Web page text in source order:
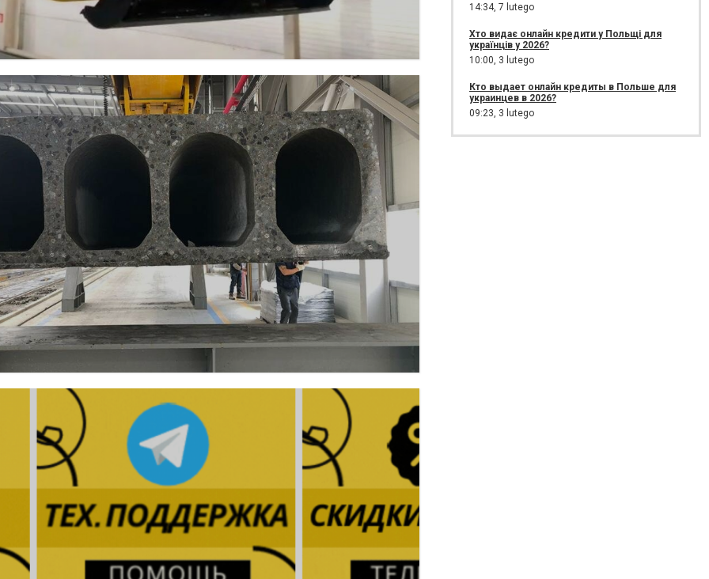
14:34, 7 lutego
Хто видає онлайн кредити у Польщі для
українців у 2026?
10:00, 3 lutego
Кто выдает онлайн кредиты в Польше для
украинцев в 2026?
09:23, 3 lutego